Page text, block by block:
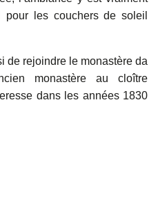
pour les couchers de soleil
de rejoindre le monastère da
monastère au cloître
dans les années 1830